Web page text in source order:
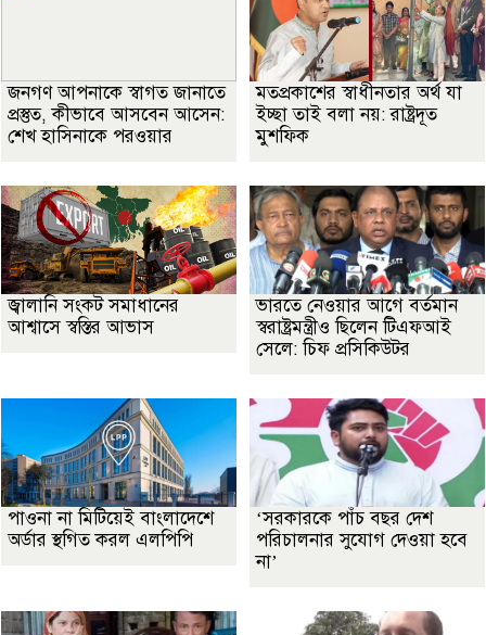
জনগণ আপনাকে স্বাগত জানাতে
প্রস্তুত, কীভাবে আসবেন আসেন:
শেখ হাসিনাকে পরওয়ার
মতপ্রকাশের স্বাধীনতার অর্থ যা
ইচ্ছা তাই বলা নয়: রাষ্ট্রদূত
মুশফিক
জ্বালানি সংকট সমাধানের
আশ্বাসে স্বস্তির আভাস
ভারতে নেওয়ার আগে বর্তমান
স্বরাষ্ট্রমন্ত্রীও ছিলেন টিএফআই
সেলে: চিফ প্রসিকিউটর
পাওনা না মিটিয়েই বাংলাদেশে
অর্ডার স্থগিত করল এলপিপি
‘সরকারকে পাঁচ বছর দেশ
পরিচালনার সুযোগ দেওয়া হবে
না’